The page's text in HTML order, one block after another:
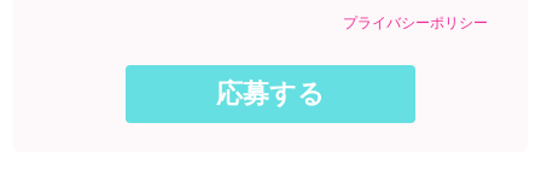
プライバシーポリシー